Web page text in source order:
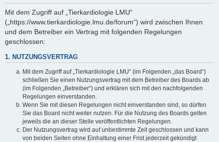
Mit dem Zugriff auf „Tierkardiologie LMU“
(„https://www.tierkardiologie.lmu.de/forum“) wird zwischen Ihnen
und dem Betreiber ein Vertrag mit folgenden Regelungen
geschlossen:
1. NUTZUNGSVERTRAG
Mit dem Zugriff auf „Tierkardiologie LMU“ (im Folgenden „das Board“)
schließen Sie einen Nutzungsvertrag mit dem Betreiber des Boards ab
(im Folgenden „Betreiber“) und erklären sich mit den nachfolgenden
Regelungen einverstanden.
Wenn Sie mit diesen Regelungen nicht einverstanden sind, so dürfen
Sie das Board nicht weiter nutzen. Für die Nutzung des Boards gelten
jeweils die an dieser Stelle veröffentlichten Regelungen.
Der Nutzungsvertrag wird auf unbestimmte Zeit geschlossen und kann
von beiden Seiten ohne Einhaltung einer Frist jederzeit gekündigt